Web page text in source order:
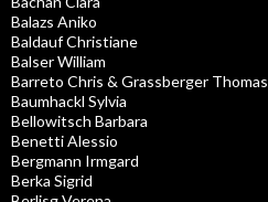
Balazs Aniko
Baldauf Christiane
Balser William
Barreto Chris & Grassberger Thomas
Baumhackl Sylvia
Bellowitsch Barbara
Benetti Alessio
Bergmann Irmgard
Berka Sigrid